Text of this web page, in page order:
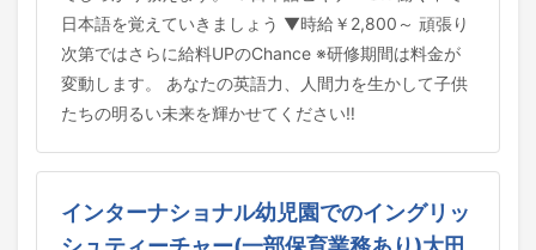
日本語を覚えていきましょう ▼時給￥2,800～ 頑張り
次第ではさらに給料UPのChance ※研修期間は料金が
変動します。 あなたの英語力、人間力を生かして子供
たちの明るい未来を輝かせてください‼
インターナショナル幼児園でのイングリッ